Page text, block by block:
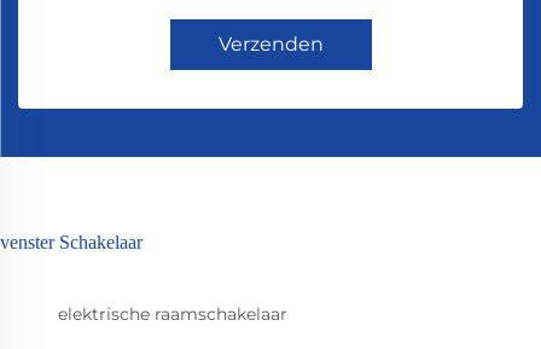
Verzenden
venster Schakelaar
elektrische raamschakelaar